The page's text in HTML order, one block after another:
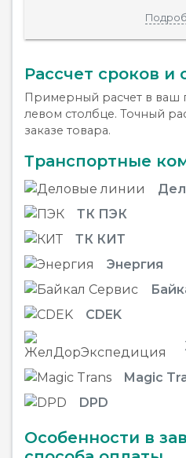
Рассчет сроков и
Примерный расчет в ваш
левом столбце. Точный
заказе товара.
Транспортные
ТК ПЭК
ТК КИТ
Энергия
CDEK
Magic
DPD
Особенности в